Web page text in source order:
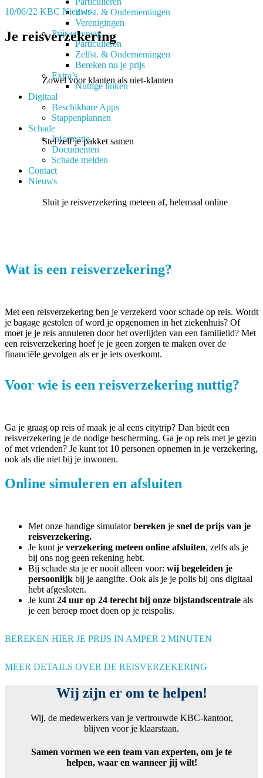
Zelfst. & Ondernemingen
Verenigingen
Prijsaanvraag
Particulieren
Zelfst. & Ondernemingen
Bereken nu je prijs
Extra’s
Nuttige linken
Digitaal
Beschikbare Apps
Stappenplannen
Schade
Informatie
Documenten
Schade melden
Contact
Nieuws
10/06/22 KBC Nieuws
Je reisverzekering
Zowel voor klanten als niet-klanten
Stel zelf je pakket samen
Sluit je reisverzekering meteen af, helemaal online
Wat is een reisverzekering?
Met een reisverzekering ben je verzekerd voor schade op reis. Wordt
je bagage gestolen of word je opgenomen in het ziekenhuis? Of
moet je je reis annuleren door het overlijden van een familielid? Met
een reisverzekering hoef je je geen zorgen te maken over de
financiële gevolgen als er je iets overkomt.
Voor wie is een reisverzekering nuttig?
Ga je graag op reis of maak je al eens citytrip? Dan biedt een
reisverzekering je de nodige bescherming. Ga je op reis met je gezin
of met vrienden? Je kunt tot 10 personen opnemen in je verzekering,
ook als die niet bij je inwonen.
Online simuleren en afsluiten
Met onze handige simulatorbereken je snel de prijs van je
reisverzekering.
Je kunt je verzekering meteen online afsluiten, zelfs als je
bij ons nog geen rekening hebt.
Bij schade sta je er nooit alleen voor: wij begeleiden je
persoonlijk bij je aangifte. Ook als je je polis bij ons digitaal
hebt afgesloten.
Je kunt24 uur op 24 terecht bij onze bijstandscentrale als
je een beroep moet doen op je reispolis.
BEREKEN HIER JE PRIJS IN AMPER 2 MINUTEN
MEER DETAILS OVER DE REISVERZEKERING
Wij zijn er om te helpen!
Wij, de medewerkers van je vertrouwde KBC-kantoor,
blijven voor je klaarstaan.
Samen vormen we een team van experten, om je te
helpen, waar en wanneer jij wilt!